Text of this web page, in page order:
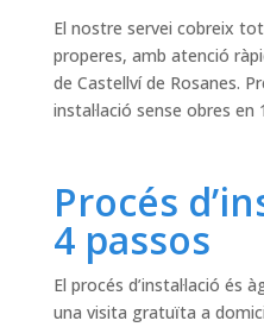
El nostre servei cobreix
properes, amb atenció
de Castellví de Rosanes.
instal·lació sense obres en
Procés
4 passos
El procés d’instal·lació és
una visita gratuïta a